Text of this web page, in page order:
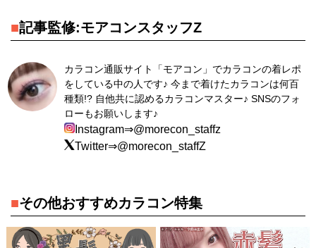
■記事監修:モアコンスタッフZ
カラコン通販サイト「モアコン」でカラコンの着レポ
をしている中の人です♪ 今まで着けたカラコンは何百
種類!? 自他共に認めるカラコンマスター♪ SNSのフォ
ローもお願いします♪
Instagram⇒@morecon_staffz
Twitter⇒@morecon_staffZ
■その他おすすめカラコン特集